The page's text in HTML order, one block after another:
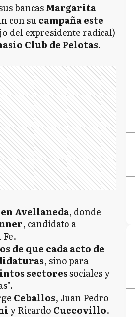
bancasMargarita
con sucampaña este
del expresidente radical)
Club de Pelotas.
Avellaneda, donde
, candidato a
de que cada acto de
, sino para
sectoressociales y
Ceballos, Juan Pedro
y Ricardo Cuccovillo.